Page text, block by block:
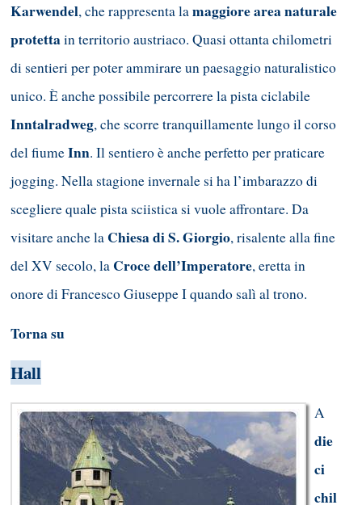
Karwendel, che rappresenta lamaggiore area naturale
protettain territorio austriaco. Quasi ottanta chilometri
di sentieri per poter ammirare un paesaggio naturalistico
unico. È anche possibile percorrere la pista ciclabile
Inntalradweg, che scorre tranquillamente lungo il corso
del fiumeInn. Il sentiero è anche perfetto per praticare
jogging. Nella stagione invernale si ha l’imbarazzo di
scegliere quale pista sciistica si vuole affrontare. Da
visitare anche la Chiesa di S. Giorgio, risalente alla fine
del XV secolo, la Croce dell’Imperatore, eretta in
onore di Francesco Giuseppe I quando salì al trono.
Torna su
Hall
A
die
ci
chil